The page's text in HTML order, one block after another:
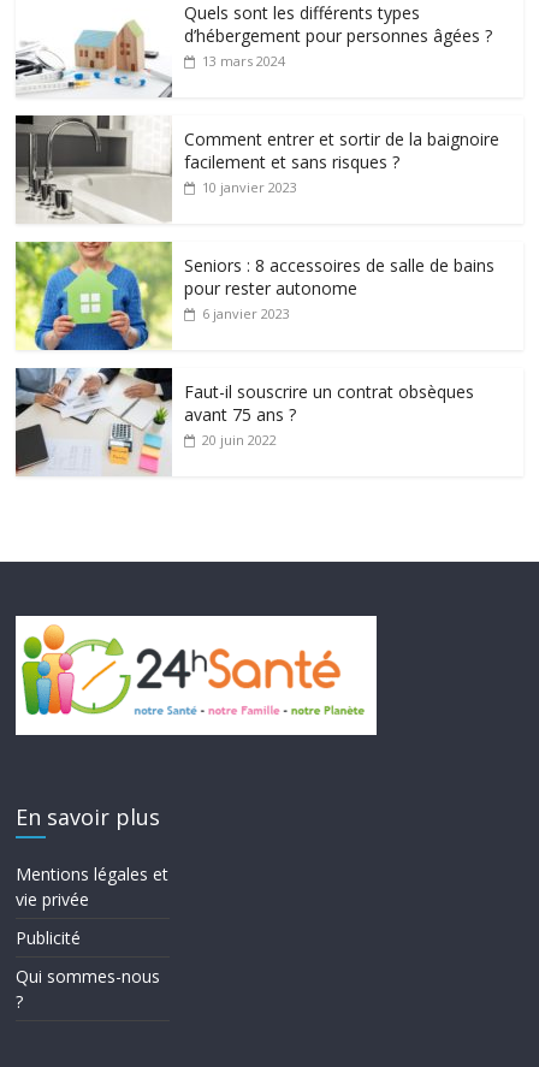
Quels sont les différents types
d’hébergement pour personnes âgées ?
13 mars 2024
Comment entrer et sortir de la baignoire
facilement et sans risques ?
10 janvier 2023
Seniors : 8 accessoires de salle de bains
pour rester autonome
6 janvier 2023
Faut-il souscrire un contrat obsèques
avant 75 ans ?
20 juin 2022
En savoir plus
Mentions légales et
vie privée
Publicité
Qui sommes-nous
?